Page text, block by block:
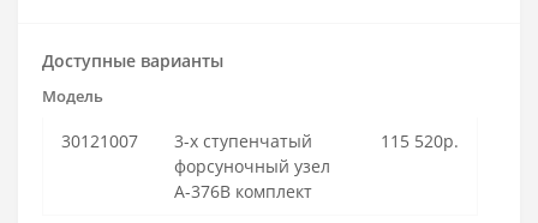
Доступные варианты
Модель
30121007
3-х ступенчатый
форсуночный узел
A-376B комплект
115 520р.